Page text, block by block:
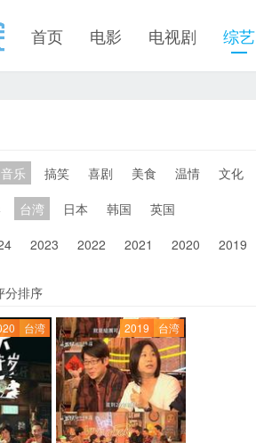
首页 电影 电视剧 综艺
音乐 搞笑 喜剧 美食 温情 文化
台湾 日本 韩国
英国
2023 2022 2021 2020 2019
分排序
台湾 2019 台湾